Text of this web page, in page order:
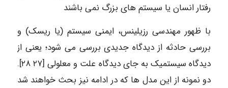
رفتار انسان یا سیستم های بزرگ نمی باشند
با ظهور مهندسی رزیلینس، ایمنی سیستم (یا ریسک) و
بررسی حادثه از دیدگاه جدیدی بررسی می شود؛ یعنی از
دیدگاه سیستمیک به جای دیدگاه علت و معلولی [۲۷ ۲۸].
دو نمونه از این مدل ها که در ادامه نیز بحث خواهند شد